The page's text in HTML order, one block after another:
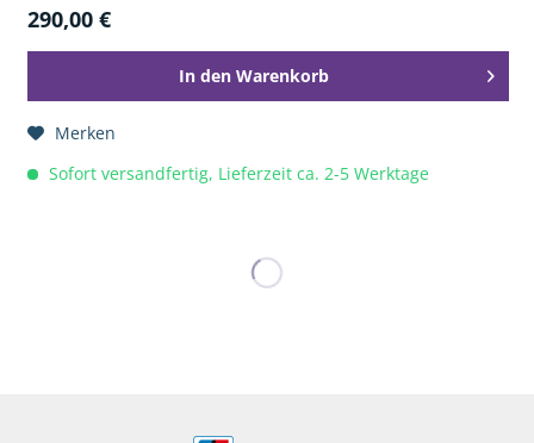
290,00 €
In den Warenkorb
Merken
Sofort versandfertig, Lieferzeit ca. 2-5 Werktage